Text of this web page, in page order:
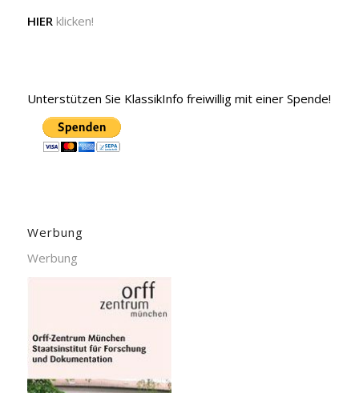
HIER klicken!
Unterstützen Sie KlassikInfo freiwillig mit einer Spende!
Werbung
Werbung